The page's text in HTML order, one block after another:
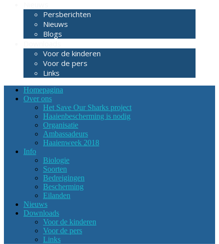
Persberichten
Nieuws
Blogs
Voor de kinderen
Voor de pers
Links
Homepagina
Over ons
Het Save Our Sharks project
Haaienbescherming is nodig
Organisatie
Ambassadeurs
Haaienweek 2018
Info
Biologie
Soorten
Bedreigingen
Bescherming
Eilanden
Nieuws
Downloads
Voor de kinderen
Voor de pers
Links